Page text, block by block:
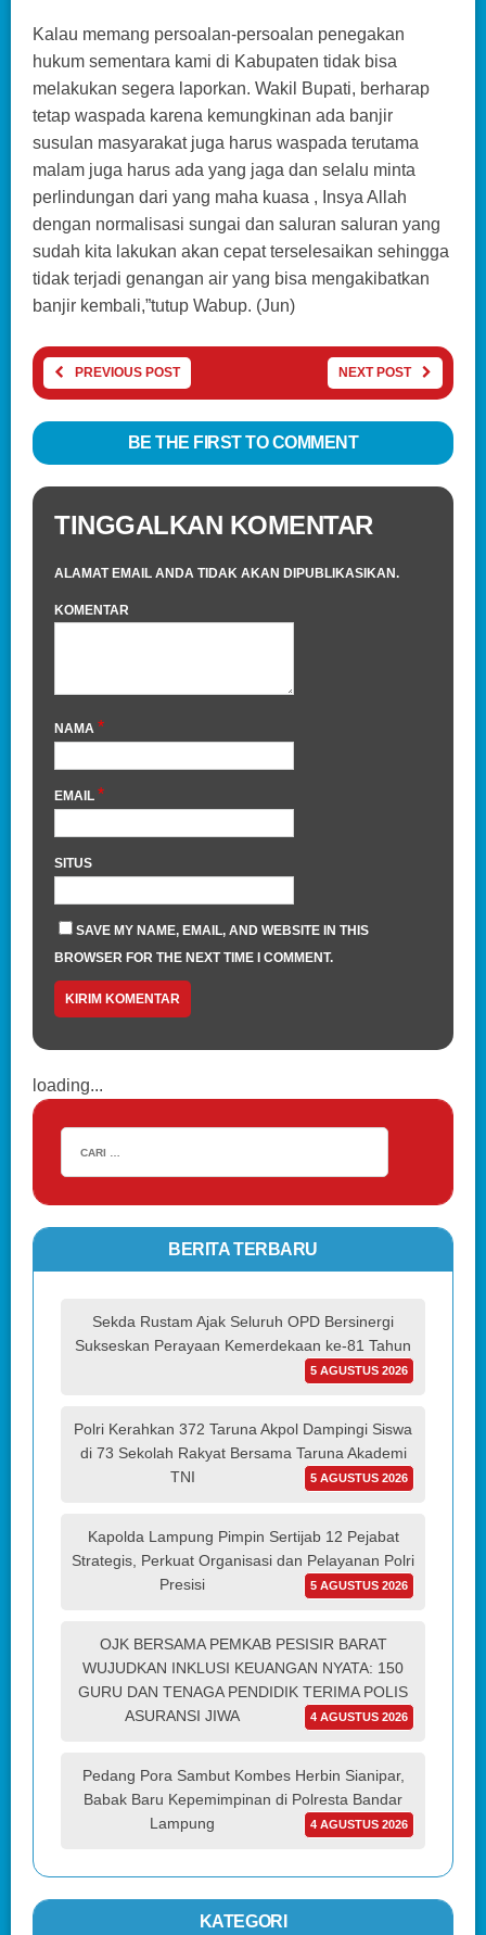
Kalau memang persoalan-persoalan penegakan
hukum sementara kami di Kabupaten tidak bisa
melakukan segera laporkan. Wakil Bupati, berharap
tetap waspada karena kemungkinan ada banjir
susulan masyarakat juga harus waspada terutama
malam juga harus ada yang jaga dan selalu minta
perlindungan dari yang maha kuasa , Insya Allah
dengan normalisasi sungai dan saluran saluran yang
sudah kita lakukan akan cepat terselesaikan sehingga
tidak terjadi genangan air yang bisa mengakibatkan
banjir kembali,”tutup Wabup. (Jun)
PREVIOUS POST NEXT POST
BE THE FIRST TO COMMENT
TINGGALKAN KOMENTAR
ALAMAT EMAIL ANDA TIDAK AKAN DIPUBLIKASIKAN.
KOMENTAR
NAMA *
EMAIL *
SITUS
SAVE MY NAME, EMAIL, AND WEBSITE IN THIS
BROWSER FOR THE NEXT TIME I COMMENT.
loading...
BERITA TERBARU
Sekda Rustam Ajak Seluruh OPD Bersinergi
Sukseskan Perayaan Kemerdekaan ke-81 Tahun
5 AGUSTUS 2026
Polri Kerahkan 372 Taruna Akpol Dampingi Siswa
di 73 Sekolah Rakyat Bersama Taruna Akademi
TNI
5 AGUSTUS 2026
Kapolda Lampung Pimpin Sertijab 12 Pejabat
Strategis, Perkuat Organisasi dan Pelayanan Polri
Presisi
5 AGUSTUS 2026
OJK BERSAMA PEMKAB PESISIR BARAT
WUJUDKAN INKLUSI KEUANGAN NYATA: 150
GURU DAN TENAGA PENDIDIK TERIMA POLIS
ASURANSI JIWA
4 AGUSTUS 2026
Pedang Pora Sambut Kombes Herbin Sianipar,
Babak Baru Kepemimpinan di Polresta Bandar
Lampung
4 AGUSTUS 2026
KATEGORI